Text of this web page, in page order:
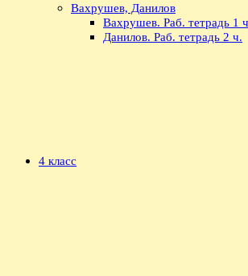
Вахрушев, Данилов
Вахрушев. Раб. тетрадь 1
Данилов. Раб. тетрадь 2 ч.
4 класс